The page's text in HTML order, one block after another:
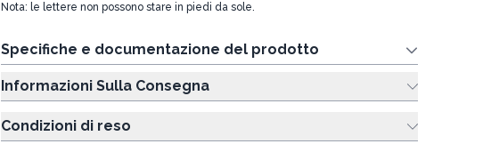
Nota: le lettere non possono stare in piedi da sole.
Specifiche e documentazione del prodotto
Informazioni Sulla Consegna
Condizioni di reso